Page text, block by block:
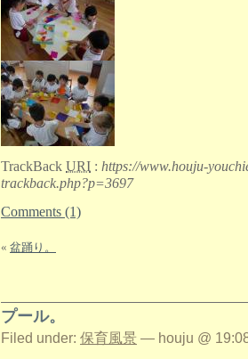
TrackBack URI : https://www.houju-
trackback.php?p=3697
Comments (1)
« 盆踊り。
プール。
Filed under: 保育風景 — houju @